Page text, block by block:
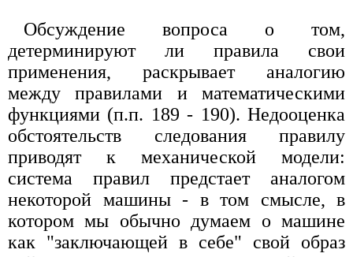
Обсуждение вопроса о том,
детерминируют ли правила свои
применения, раскрывает аналогию
между правилами и математическими
функциями (п.п. 189 - 190). Недооценка
обстоятельств следования правилу
приводят к механической модели:
система правил предстает аналогом
некоторой машины - в том смысле, в
котором мы обычно думаем о машине
как "заключающей в себе" свой образ